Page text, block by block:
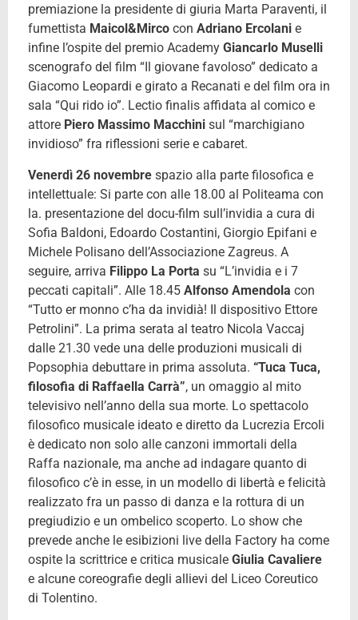
premiazione la presidente di giuria Marta Paraventi, il
fumettista Maicol&Mirco con Adriano Ercolani e
infine l’ospite del premio Academy Giancarlo Muselli
scenografo del film “Il giovane favoloso” dedicato a
Giacomo Leopardi e girato a Recanati e del film ora in
sala “Qui rido io”. Lectio finalis affidata al comico e
attore Piero Massimo Macchini sul “marchigiano
invidioso” fra riflessioni serie e cabaret.
Venerdì 26 novembre spazio alla parte filosofica e
intellettuale: Si parte con alle 18.00 al Politeama con
la. presentazione del docu-film sull’invidia a cura di
Sofia Baldoni, Edoardo Costantini, Giorgio Epifani e
Michele Polisano dell’Associazione Zagreus. A
seguire, arriva Filippo La Porta su “L’invidia e i 7
peccati capitali”. Alle 18.45 Alfonso Amendola con
“Tutto er monno c’ha da invidià! Il dispositivo Ettore
Petrolini”. La prima serata al teatro Nicola Vaccaj
dalle 21.30 vede una delle produzioni musicali di
Popsophia debuttare in prima assoluta. “Tuca Tuca,
filosofia di Raffaella Carrà”, un omaggio al mito
televisivo nell’anno della sua morte. Lo spettacolo
filosofico musicale ideato e diretto da Lucrezia Ercoli
è dedicato non solo alle canzoni immortali della
Raffa nazionale, ma anche ad indagare quanto di
filosofico c’è in esse, in un modello di libertà e felicità
realizzato fra un passo di danza e la rottura di un
pregiudizio e un ombelico scoperto. Lo show che
prevede anche le esibizioni live della Factory ha come
ospite la scrittrice e critica musicale Giulia Cavaliere
e alcune coreografie degli allievi del Liceo Coreutico
di Tolentino.